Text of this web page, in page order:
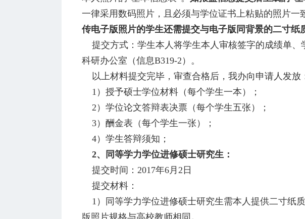
一律采用数码照片，且必须与学位证书上粘贴的照片一
传电子版照片的学生还需提交与电子版同背景的二寸纸
提交方式：学生本人将学生本人审核签字的成绩单、
科研办公室（信息B319-2）。
以上材料提交完毕，审查合格后，我办向申请人发放
1）授予硕士学位材料（每个学生一本）；
2）学位论文答辩表决票（每个学生五张）；
3）酬金表（每个学生一张）；
4）学生答辩须知；
2、同等学力学位进修硕士研究生：
提交时间：2017年6月2日
提交材料：
1）同等学力学位进修硕士研究生需本人提供二寸纸
版照片规格与高校教师相同。